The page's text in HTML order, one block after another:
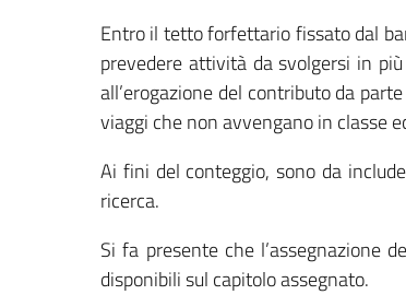
Entro il tetto forfettario fissato dal
prevedere attività da svolgersi in
all’erogazione del contributo da
viaggi che non avvengano in classe
Ai fini del conteggio, sono da
ricerca.
Si fa presente che l’assegnazione
disponibili sul capitolo assegnato.